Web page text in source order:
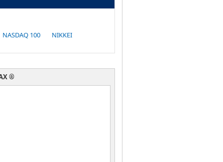
NASDAQ 100 NIKKEI
®